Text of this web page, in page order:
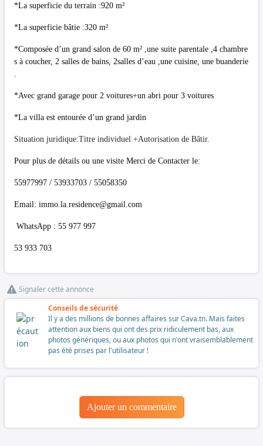
*La superficie du terrain :920 m²
*La superficie bâtie :320 m²
*Composée d’un grand salon de 60 m² ,une suite parentale ,4 chambre
s à coucher, 2 salles de bains, 2salles d’eau ,une cuisine, une buanderie
*Avec grand garage pour 2 voitures+un abri pour 3 voitures
*La villa est entourée d’un grand jardin
Situation juridique:Titre individuel +Autorisation de Bâtir.
Pour plus de détails ou une visite Merci de Contacter le:
55977997 / 53933703 / 55058350
Email: immo.la.residence@gmail.com
WhatsApp : 55 977 997
53 933 703
Signaler cette annonce
Conseils de sécurité
Il y a des millions de bonnes affaires sur Cava.tn. Mais faites
attention aux biens qui ont des prix ridiculement bas, aux
photos génériques, ou aux photos qui n'ont vraisemblablement
pas été prises par l'utilisateur !
Ajouter un commentaire